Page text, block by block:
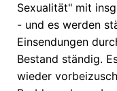
Sexualität" mit
- und es werden
Einsendungen
Bestand ständig.
wieder